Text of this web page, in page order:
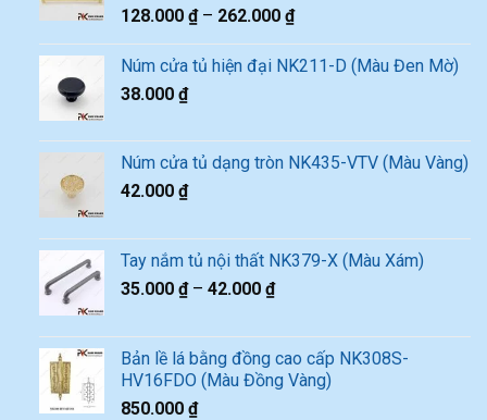
128.000 ₫– 262.000 ₫
Núm cửa tủ hiện đại NK211-D (Màu Đen Mờ)
38.000 ₫
Núm cửa tủ dạng tròn NK435-VTV (Màu Vàng)
42.000 ₫
Tay nắm tủ nội thất NK379-X (Màu Xám)
35.000 ₫– 42.000 ₫
Bản lề lá bằng đồng cao cấp NK308S-
HV16FDO (Màu Đồng Vàng)
850.000 ₫